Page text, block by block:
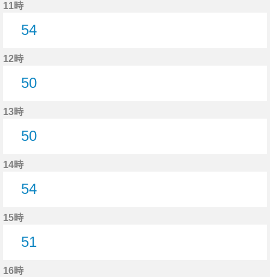
11時
54
12時
50
13時
50
14時
54
15時
51
16時